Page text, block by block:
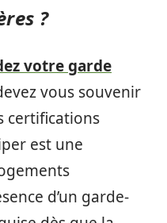
?
votre garde
vous souvenir
certifications
est une
d’un garde-